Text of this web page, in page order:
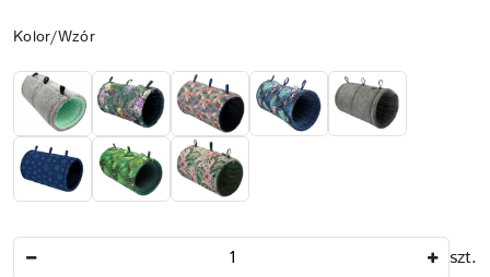
Wariant
Kolor/Wzór
szt.